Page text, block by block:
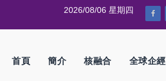
2026/08/06 星期四
首頁 簡介 核融合 全球企經